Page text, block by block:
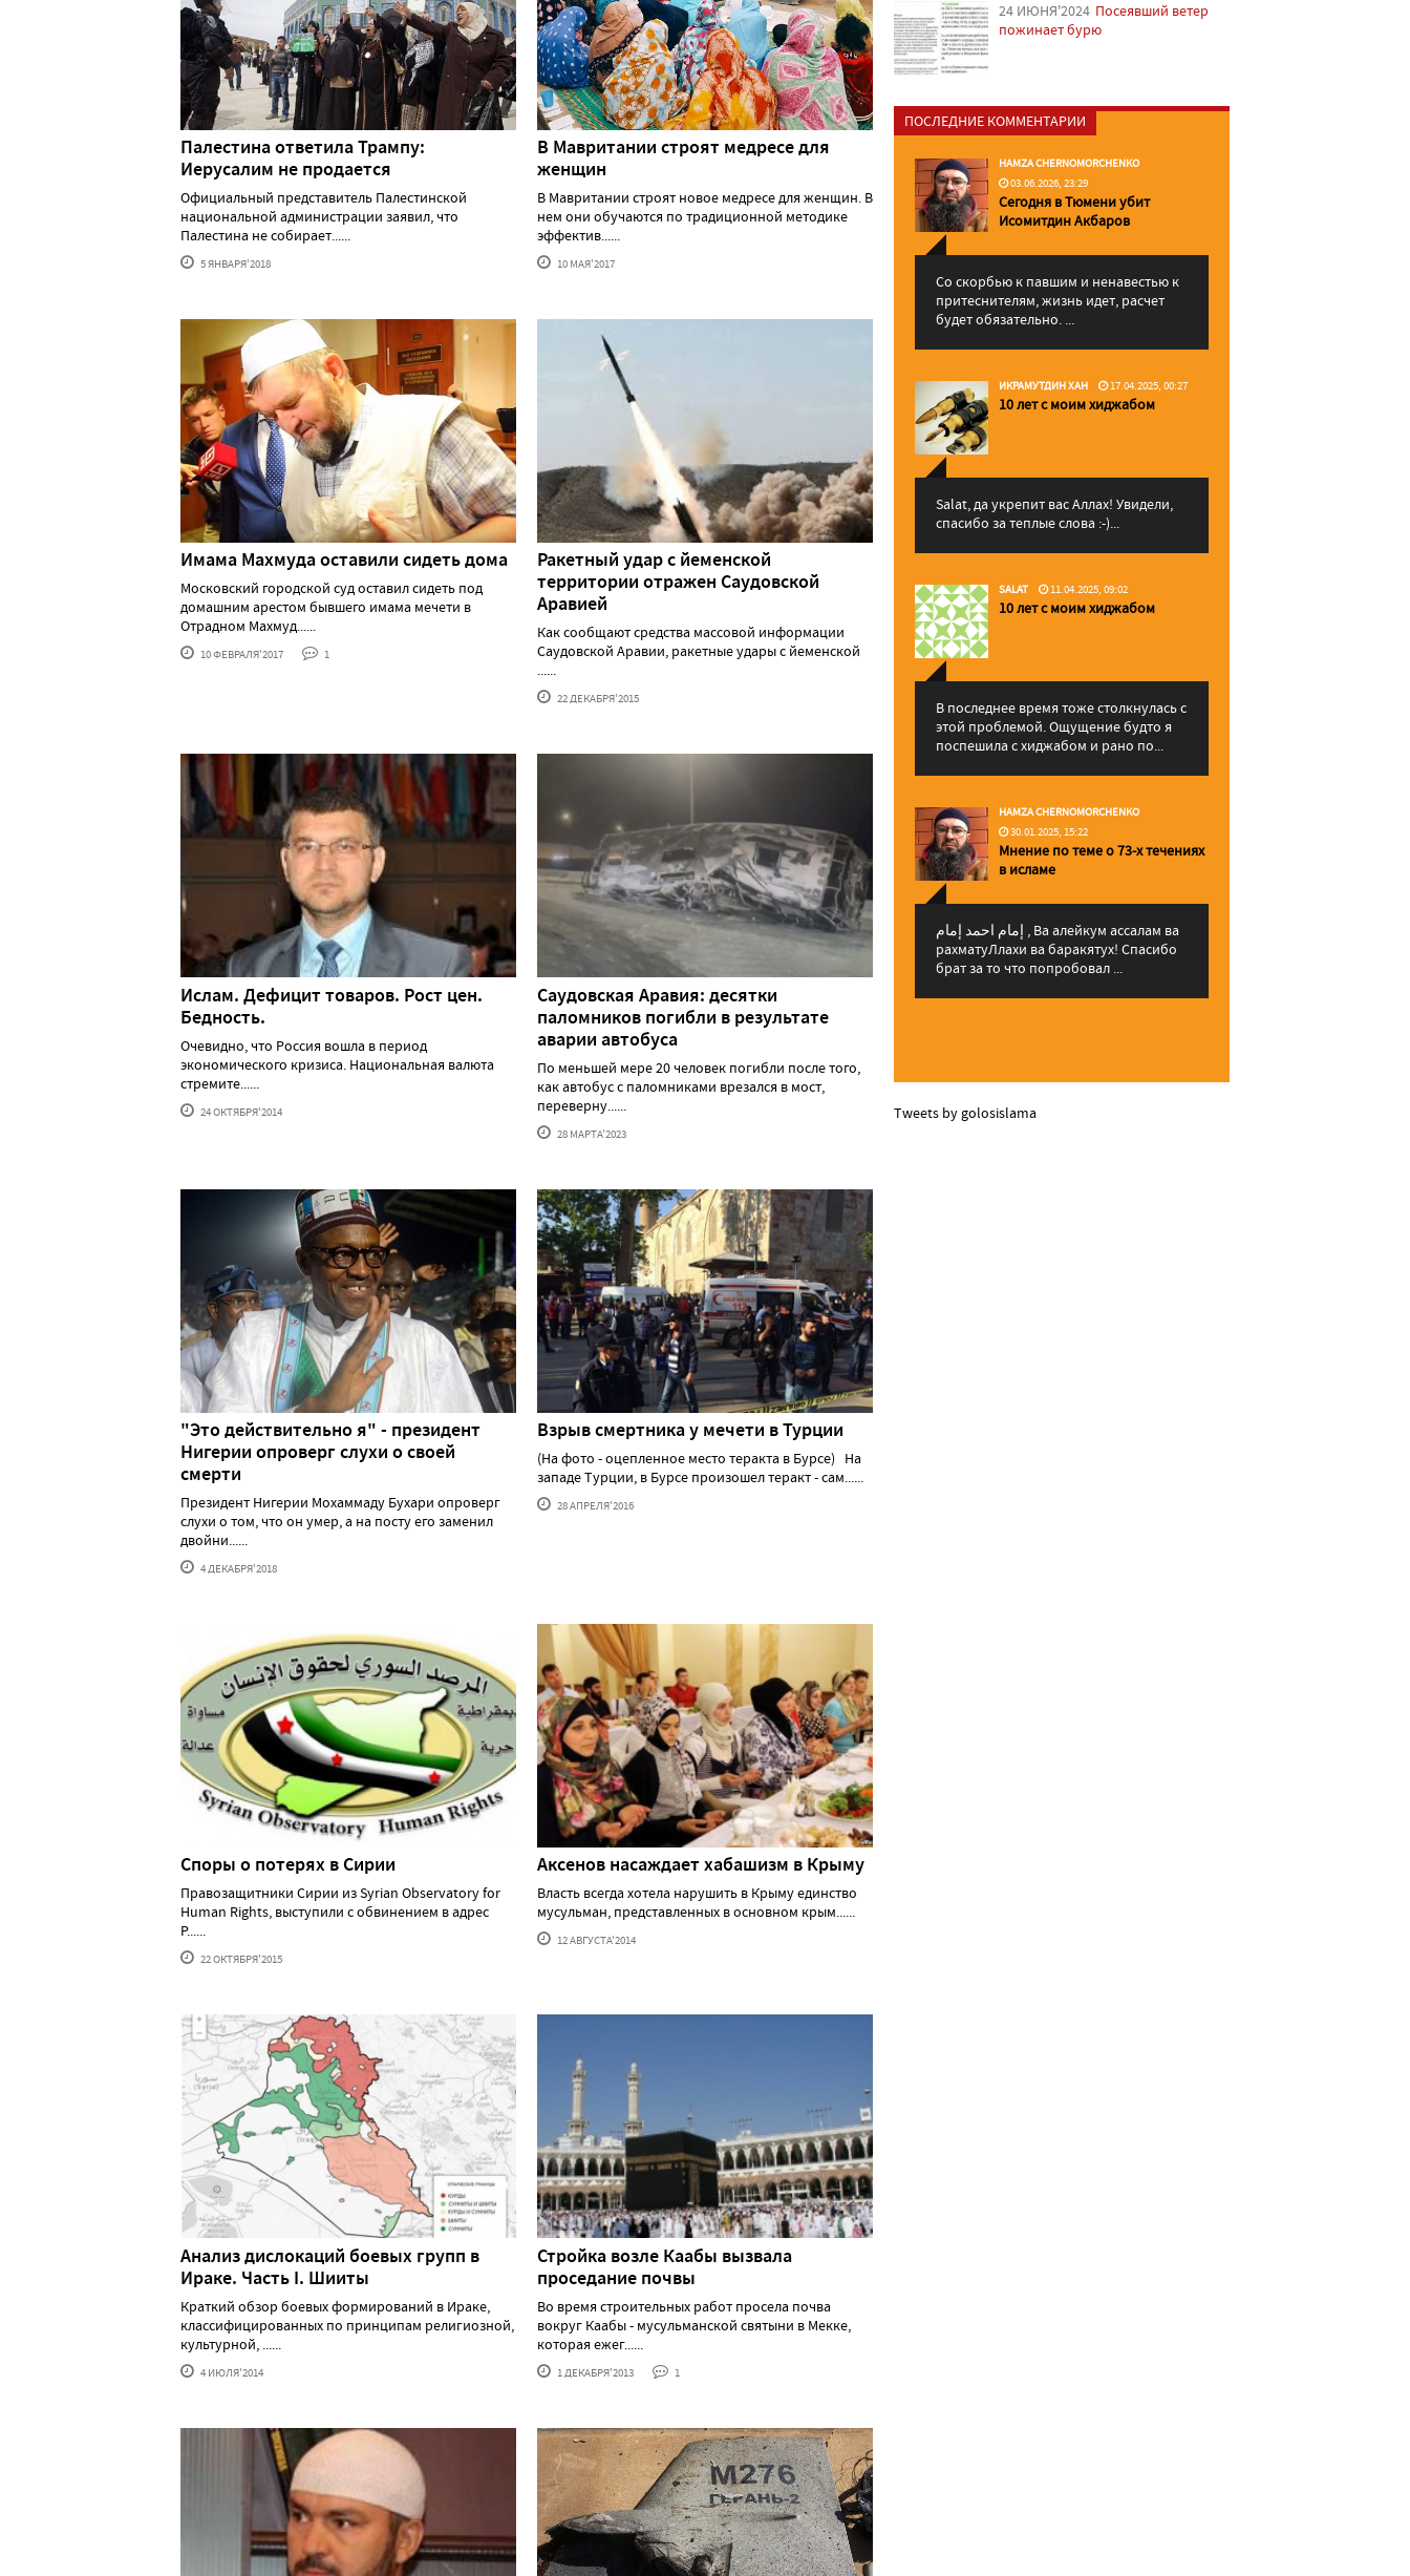
Палестина ответила Трампу:
Иерусалим не продается
Официальный представитель Палестинской
национальной администрации заявил, что
Палестина не собирает......
5 ЯНВАРЯ'2018
В Мавритании строят медресе для
женщин
В Мавритании строят новое медресе для женщин. В
нем они обучаются по традиционной методике
эффектив......
10 МАЯ'2017
Имама Махмуда оставили сидеть дома
Московский городской суд оставил сидеть под
домашним арестом бывшего имама мечети в
Отрадном Махмуд......
10 ФЕВРАЛЯ'2017 1
Ракетный удар с йеменской
территории отражен Саудовской
Аравией
Как сообщают средства массовой информации
Саудовской Аравии, ракетные удары с йеменской
......
22 ДЕКАБРЯ'2015
Ислам. Дефицит товаров. Рост цен.
Бедность.
Очевидно, что Россия вошла в период
экономического кризиса. Национальная валюта
стремите......
24 ОКТЯБРЯ'2014
Саудовская Аравия: десятки
паломников погибли в результате
аварии автобуса
По меньшей мере 20 человек погибли после того,
как автобус с паломниками врезался в мост,
переверну......
28 МАРТА'2023
"Это действительно я" - президент
Нигерии опроверг слухи о своей
смерти
Президент Нигерии Мохаммаду Бухари опроверг
слухи о том, что он умер, а на посту его заменил
двойни......
4 ДЕКАБРЯ'2018
Взрыв смертника у мечети в Турции
(На фото - оцепленное место теракта в Бурсе) На
западе Турции, в Бурсе произошел теракт - сам......
28 АПРЕЛЯ'2016
Споры о потерях в Сирии
Правозащитники Сирии из Syrian Observatory for
Human Rights, выступили с обвинением в адрес
Р......
22 ОКТЯБРЯ'2015
Аксенов насаждает хабашизм в Крыму
Власть всегда хотела нарушить в Крыму единство
мусульман, представленных в основном крым......
12 АВГУСТА'2014
Анализ дислокаций боевых групп в
Ираке. Часть І. Шииты
Краткий обзор боевых формирований в Ираке,
классифицированных по принципам религиозной,
культурной, ......
4 ИЮЛЯ'2014
Стройка возле Каабы вызвала
проседание почвы
Во время строительных работ просела почва
вокруг Каабы - мусульманской святыни в Мекке,
которая ежег......
1 ДЕКАБРЯ'2013 1
24 ИЮНЯ'2024 Посеявший ветер
пожинает бурю
ПОСЛЕДНИЕ КОММЕНТАРИИ
HAMZA CHERNOMORCHENKO
03.06.2026, 23:29
Сегодня в Тюмени убит
Исомитдин Акбаров
Со скорбью к павшим и ненавестью к
притеснителям, жизнь идет, расчет
будет обязательно. ...
ИКРАМУТДИН ХАН 17.04.2025, 00:27
10 лет с моим хиджабом
Salat, да укрепит вас Аллаx! Увидели,
спасибо за теплые слова :-)...
SALAT 11.04.2025, 09:02
10 лет с моим хиджабом
В последнее время тоже столкнулась с
этой проблемой. Ощущение будто я
поспешила с хиджабом и рано по...
HAMZA CHERNOMORCHENKO
30.01.2025, 15:22
Мнение по теме о 73-х течениях
в исламе
إمام احمد إمام , Ва алейкум ассалам ва
рахматуЛлахи ва баракятух! Спасибо
брат за то что попробовал ...
Tweets by golosislama